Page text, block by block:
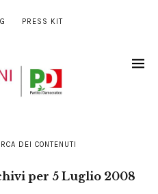
PRESS KIT
DEI CONTENUTI
per 5 Luglio 2008